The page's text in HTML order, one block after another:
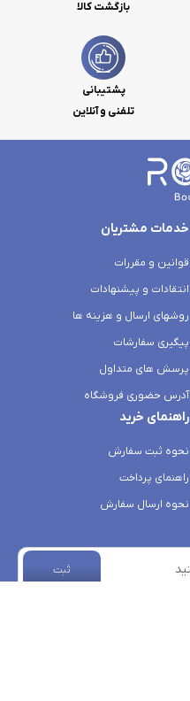
بازگشت کالا
پشتیبانی
تلفنی و آنلاین
خدمات مشتریان
قوانین و مقررات
انتقادات و پیشنهادات
روشهای ارسال و هزینه ها
پیگیری سفارشات
پرسش های متداول
آدرس حضوری فروشگاه
راهنمای خرید
نحوه ثبت سفارش
راهنمای پرداخت
نحوه ارسال سفارش
ثبت